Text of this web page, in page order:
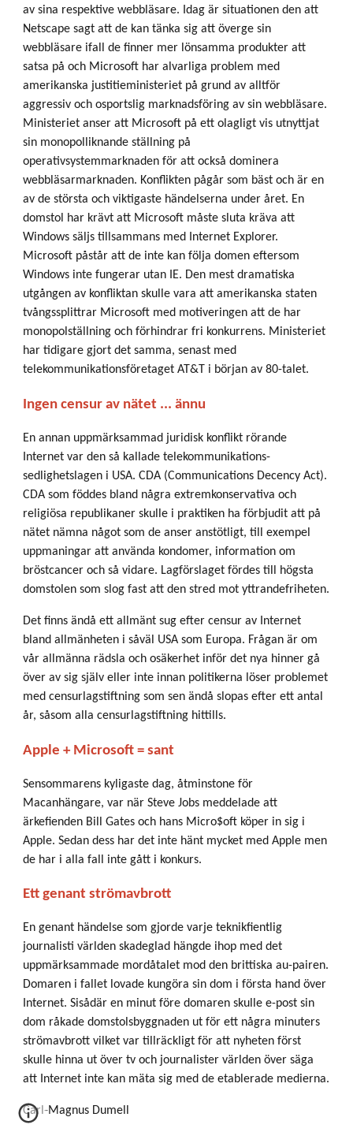
av sina respektive webbläsare. Idag är situationen den att
Netscape sagt att de kan tänka sig att överge sin
webbläsare ifall de finner mer lönsamma produkter att
satsa på och Microsoft har alvarliga problem med
amerikanska justitieministeriet på grund av alltför
aggressiv och osportslig marknadsföring av sin webbläsare.
Ministeriet anser att Microsoft på ett olagligt vis utnyttjat
sin monopolliknande ställning på
operativsystemmarknaden för att också dominera
webbläsarmarknaden. Konflikten pågår som bäst och är en
av de största och viktigaste händelserna under året. En
domstol har krävt att Microsoft måste sluta kräva att
Windows säljs tillsammans med Internet Explorer.
Microsoft påstår att de inte kan följa domen eftersom
Windows inte fungerar utan IE. Den mest dramatiska
utgången av konfliktan skulle vara att amerikanska staten
tvångssplittrar Microsoft med motiveringen att de har
monopolställning och förhindrar fri konkurrens. Ministeriet
har tidigare gjort det samma, senast med
telekommunikationsföretaget AT&T i början av 80-talet.
Ingen censur av nätet ... ännu
En annan uppmärksammad juridisk konflikt rörande
Internet var den så kallade telekommunikations-
sedlighetslagen i USA. CDA (Communications Decency Act).
CDA som föddes bland några extremkonservativa och
religiösa republikaner skulle i praktiken ha förbjudit att på
nätet nämna något som de anser anstötligt, till exempel
uppmaningar att använda kondomer, information om
bröstcancer och så vidare. Lagförslaget fördes till högsta
domstolen som slog fast att den stred mot yttrandefriheten.
Det finns ändå ett allmänt sug efter censur av Internet
bland allmänheten i såväl USA som Europa. Frågan är om
vår allmänna rädsla och osäkerhet inför det nya hinner gå
över av sig själv eller inte innan politikerna löser problemet
med censurlagstiftning som sen ändå slopas efter ett antal
år, såsom alla censurlagstiftning hittills.
Apple + Microsoft = sant
Sensommarens kyligaste dag, åtminstone för
Macanhängare, var när Steve Jobs meddelade att
ärkefienden Bill Gates och hans Micro$oft köper in sig i
Apple. Sedan dess har det inte hänt mycket med Apple men
de har i alla fall inte gått i konkurs.
Ett genant strömavbrott
En genant händelse som gjorde varje teknikfientlig
journalisti världen skadeglad hängde ihop med det
uppmärksammade mordåtalet mod den brittiska au-pairen.
Domaren i fallet lovade kungöra sin dom i första hand över
Internet. Sisådär en minut före domaren skulle e-post sin
dom råkade domstolsbyggnaden ut för ett några minuters
strömavbrott vilket var tillräckligt för att nyheten först
skulle hinna ut över tv och journalister världen över säga
att Internet inte kan mäta sig med de etablerade medierna.
Carl-Magnus Dumell